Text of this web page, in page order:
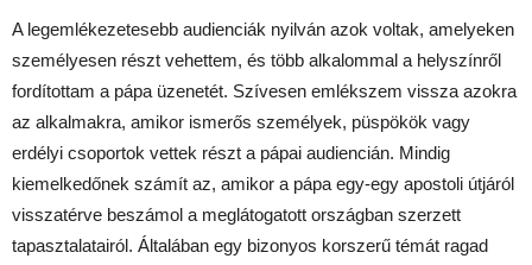
A legemlékezetesebb audienciák nyilván azok voltak, amelyeken
személyesen részt vehettem, és több alkalommal a helyszínről
fordítottam a pápa üzenetét. Szívesen emlékszem vissza azokra
az alkalmakra, amikor ismerős személyek, püspökök vagy
erdélyi csoportok vettek részt a pápai audiencián. Mindig
kiemelkedőnek számít az, amikor a pápa egy-egy apostoli útjáról
visszatérve beszámol a meglátogatott országban szerzett
tapasztalatairól. Általában egy bizonyos korszerű témát ragad